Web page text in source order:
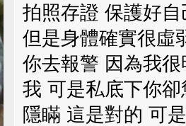
拍照存證 保護好
但是身體確實很虛
你去報警 因為我
我 可是私底下你
隱瞞 這是對的 可